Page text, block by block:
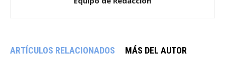
ARTÍCULOS RELACIONADOS MÁS DEL AUTOR